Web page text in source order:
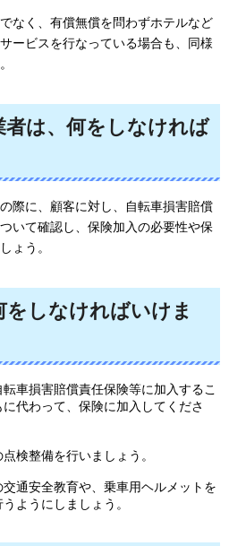
なく、有償無償を問わずホテルなど
ービスを行なっている場合も、同様
者は、何をしなければ
際に、顧客に対し、自転車損害賠償
いて確認し、保険加入の必要性や保
ょう。
をしなければいけま
車損害賠償責任保険等に加入するこ
代わって、保険に加入してくださ
検整備を行いましょう。
通安全教育や、乗車用ヘルメットを
ようにしましょう。